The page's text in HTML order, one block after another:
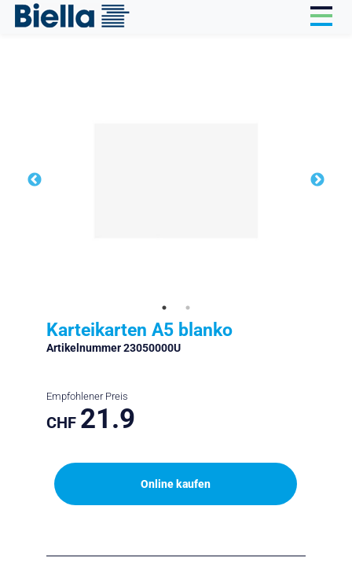
Karteikarten A5 blanko
Artikelnummer 23050000U
Empfohlener Preis
CHF 21.9
Online kaufen
Cookie-Einstellungen